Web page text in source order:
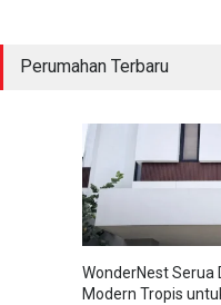
Perumahan Terbaru
WonderNest Serua
Modern Tropis